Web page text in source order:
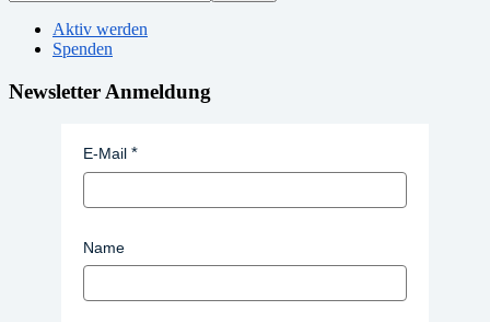
Aktiv werden
Spenden
Newsletter Anmeldung
E-Mail
Name